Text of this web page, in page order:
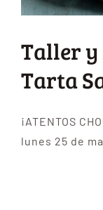
Taller y
Tarta
¡ATENTOS
lunes 25 de